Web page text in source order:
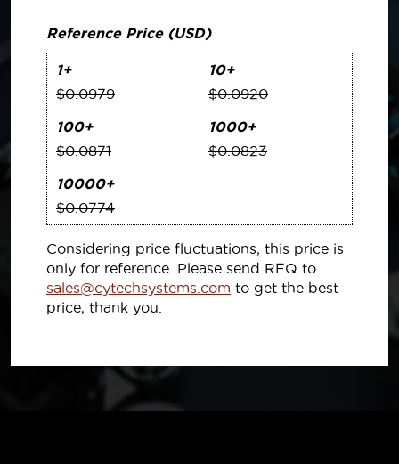
Reference Price (USD)
1+
$0.0979
10+
$0.0920
100+
$0.0871
1000+
$0.0823
10000+
$0.0774
Considering price fluctuations, this price is
only for reference. Please send RFQ to
sales@cytechsystems.com to get the best
price, thank you.